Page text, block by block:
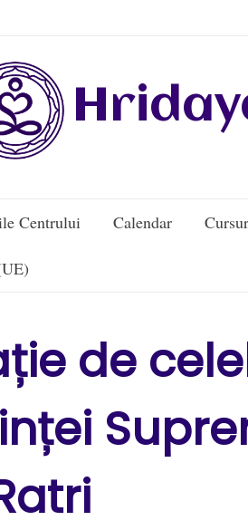
Centrului Calendar
de